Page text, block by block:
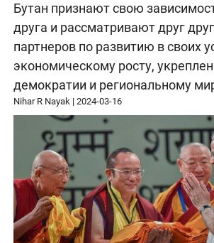
Бутан признают свою
друга и рассматривают друг
партнеров по развитию в своих
экономическому росту,
демократии и региональному
Nihar R Nayak |2024-03-16